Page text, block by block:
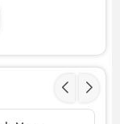
trợ dòng điện
100W, cho
các dòng
đời mới